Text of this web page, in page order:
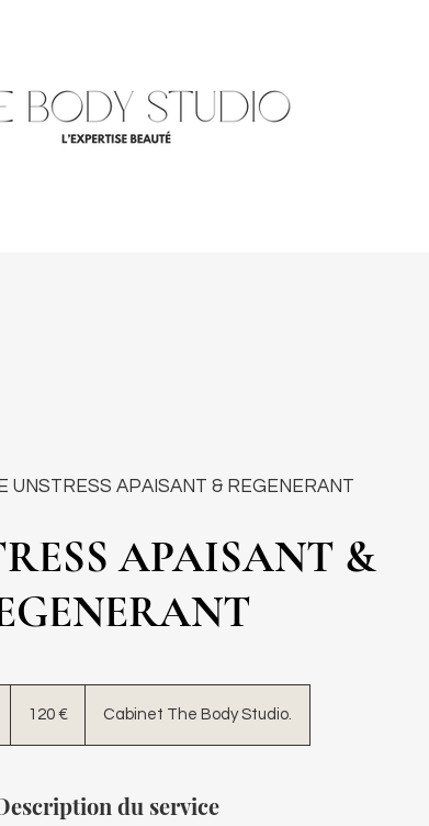
UNSTRESS APAISANT & REGENERANT
APAISANT &
120 € Cabinet The Body Studio.
du service